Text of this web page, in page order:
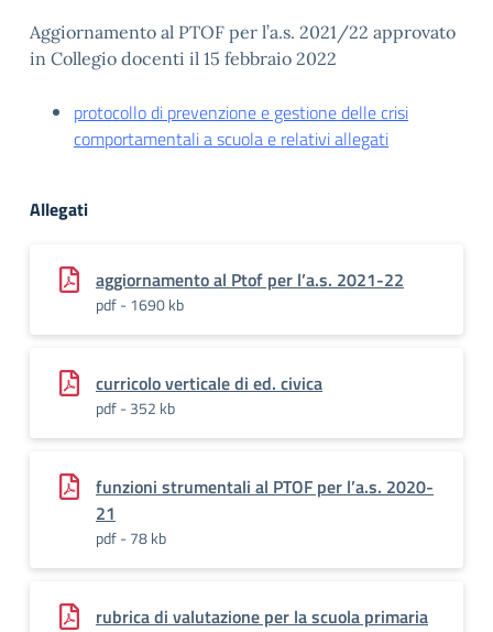
Aggiornamento al PTOF per l’a.s. 2021/22 approvato
in Collegio docenti il 15 febbraio 2022
protocollo di prevenzione e gestione delle crisi
comportamentali a scuola e relativi allegati
Allegati
aggiornamento al Ptof per l’a.s. 2021-22
pdf - 1690 kb
curricolo verticale di ed. civica
pdf - 352 kb
funzioni strumentali al PTOF per l’a.s. 2020-
21
pdf - 78 kb
rubrica di valutazione per la scuola primaria